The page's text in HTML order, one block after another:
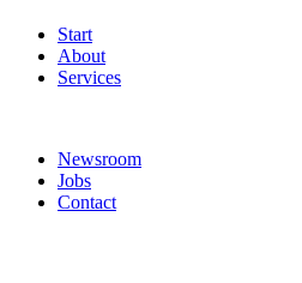
Start
About
Services
Newsroom
Jobs
Contact